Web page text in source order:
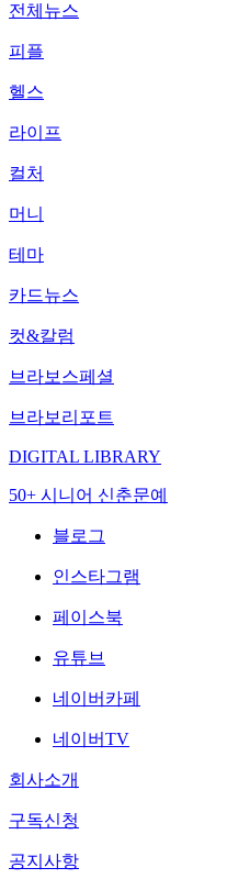
전체뉴스
피플
헬스
라이프
컬처
머니
테마
카드뉴스
컷&칼럼
브라보스페셜
브라보리포트
DIGITAL LIBRARY
50+ 시니어 신춘문예
블로그
인스타그램
페이스북
유튜브
네이버카페
네이버TV
회사소개
구독신청
공지사항